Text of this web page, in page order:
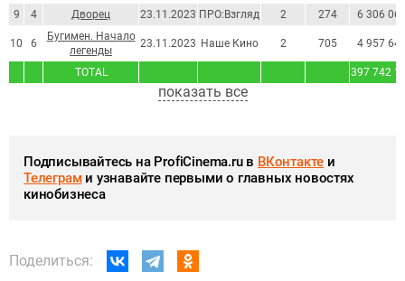
TOTAL 397 742
9 4 Дворец 23.11.2023 ПРО:Взгляд 2 274 6 306
10 6
Бугимен. Начало
легенды
23.11.2023 Наше Кино 2 705 4 957
показать все
Подписывайтесь на ProfiCinema.ru в ВКонтакте и
Телеграми узнавайте первыми о главных новостях
кинобизнеса
Поделиться: